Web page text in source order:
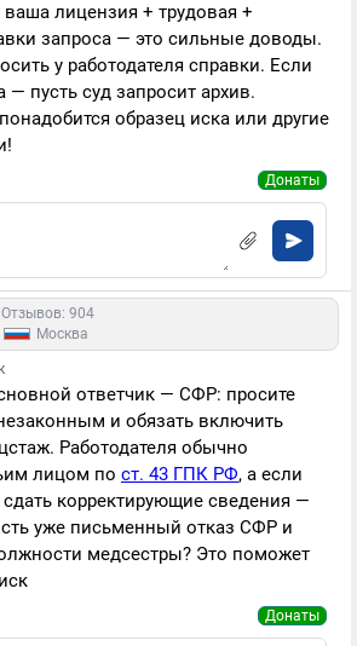
лицензия + трудовая +
запроса — это сильные доводы.
у работодателя справки. Если
— пусть суд запросит архив.
образец иска или другие
Донаты
Отзывов: 904
Москва
ответчик — СФР: просите
и обязать включить
Работодателя обычно
лицом по ст. 43 ГПК РФ, а если
сдать корректирующие сведения —
уже письменный отказ СФР и
медсестры? Это поможет
Донаты